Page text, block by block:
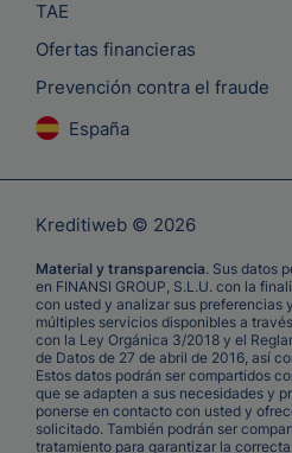
TAE
Ofertas financieras
Prevención contra el fraude
España
Kreditiweb © 2026
Material y transparencia. Sus datos
en FINANSI GROUP, S.L.U. con la
con usted y analizar sus preferencias
múltiples servicios disponibles a
con la Ley Orgánica 3/2018 y el
de Datos de 27 de abril de 2016, así
Estos datos podrán ser compartidos
que se adapten a sus necesidades y
ponerse en contacto con usted y
solicitado. También podrán ser
tratamiento para garantizar la